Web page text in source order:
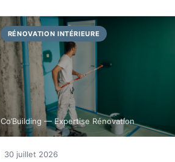
RÉNOVATION INTÉRIEURE
Co’Building — Expertise Rénovation
30 juillet 2026